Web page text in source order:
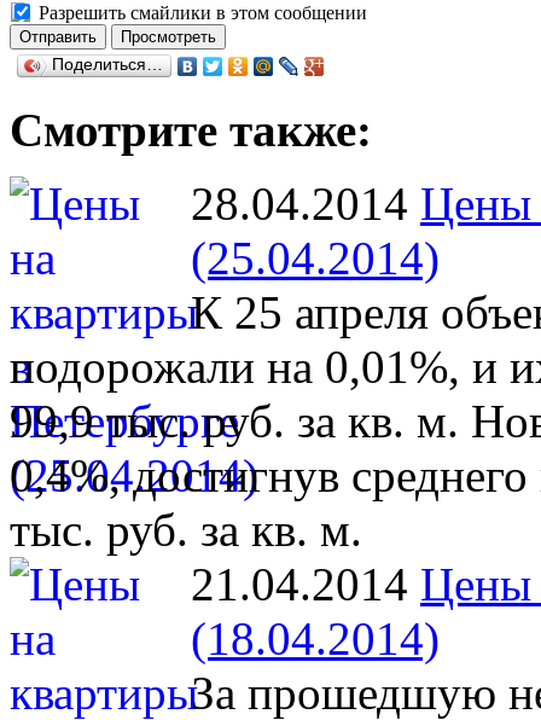
Разрешить смайлики в этом сообщении
Поделиться…
Смотрите также:
28.04.2014 Цены
(25.04.2014)
К 25 апреля
подорожали на 0,01%, и
99,9 тыс. руб. за кв. м.
0,4%, достигнув
тыс. руб. за кв. м.
21.04.2014 Цены
(18.04.2014)
За прошедшую